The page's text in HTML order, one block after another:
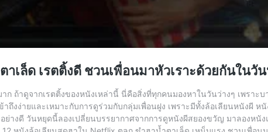
เล็ด เรตติ้งดี ชวนเพื่อนมาหัวเราะด้วยกันในวั
ถ้าดูจากเรตติ้งของหนังเหล่านี้ นี่คือสิ่งที่ทุกคนมองหาในวันว่างๆ เพราะบ
งง่ายและเหมาะกับการดูร่วมกับกลุ่มเพื่อนฝูง เพราะมีทั้งล้อเลียนหนังผี
างดี วันหยุดนี้ลองเปลี่ยนบรรยากาศจากการดูหนังผีสยองขวัญ มาลองห